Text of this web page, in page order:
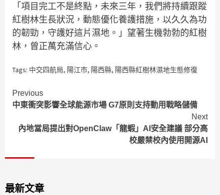
「項目完工不是終點，未來三年，我們將持續跟蹤
紅樹林生長狀況，動態優化養護措施，以久久為功
的韌勁，守護好這片濕地。」望著生機勃勃的紅樹
林，曾正萬充滿信心。
Tags: 中交四航局, 陽江市, 陽西縣, 陽西縣紅樹林濕地生態修復
Continue
Reading
Previous
中東衝突影響全球能源市場 G7原則支持動用戰略儲備
Next
內地當局提出對OpenClaw「龍蝦」AI安全建議 部分高
校嚴禁校內使用開源AI
最新文章